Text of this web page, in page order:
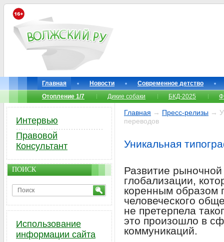
Главная Новости
Современное детство
Отопление 1/7
Дикие собаки БКД-2025
Главная → Пресс-релизы →
переводов
Уникальная
Развитие
глобализации,
коренным образом
человеческого
не претерпела
это произошло в
коммуникаций.
Интервью
Правовой
Консультант
ПОИСК
Использование
информации сайта